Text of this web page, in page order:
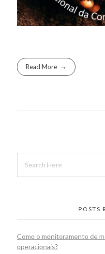
Read More
POSTS
Como o monitoramento de
operacionais?